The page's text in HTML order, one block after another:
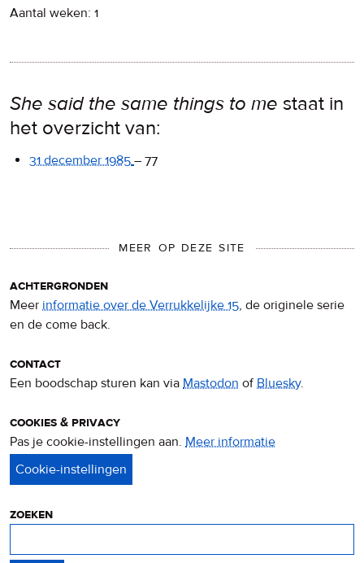
Aantal weken: 1
She said the same things to me staat in
het overzicht van:
31 december 1985 – 77
MEER OP DEZE SITE
achtergronden
Meer informatie over de Verrukkelijke 15, de originele serie
en de come back.
contact
Een boodschap sturen kan via Mastodon ofBluesky.
cookies & privacy
Pas je cookie-instellingen aan. Meer informatie
zoeken